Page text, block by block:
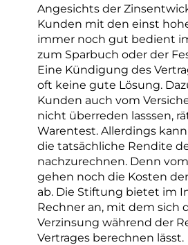
Angesichts der
Kunden mit den einst
immer noch gut bedient
zum Sparbuch oder der
Eine Kündigung des
oft keine gute Lösung.
Kunden auch vom
nicht überreden lasssen,
Warentest. Allerdings
die tatsächliche Rendite
nachzurechnen. Denn
gehen noch die Kosten
ab. Die Stiftung bietet im
Rechner an, mit dem sich
Verzinsung während der
Vertrages berechnen lässt.